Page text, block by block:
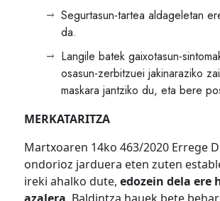
Segurtasun-tartea aldageletan
da.
Langile batek gaixotasun-
osasun-zerbitzuei jakinaraziko
maskara jantziko du, eta bere
MERKATARITZA
Martxoaren 14ko 463/2020 Errege
ondorioz jarduera eten zuten
ireki ahalko dute,edozein dela ere